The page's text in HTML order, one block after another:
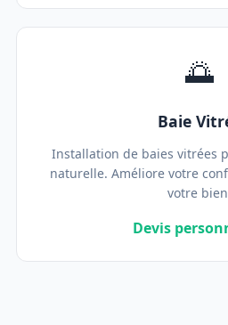
🌅
Baie
Installation de baies vitrées
naturelle. Améliore votre
votre
Devis